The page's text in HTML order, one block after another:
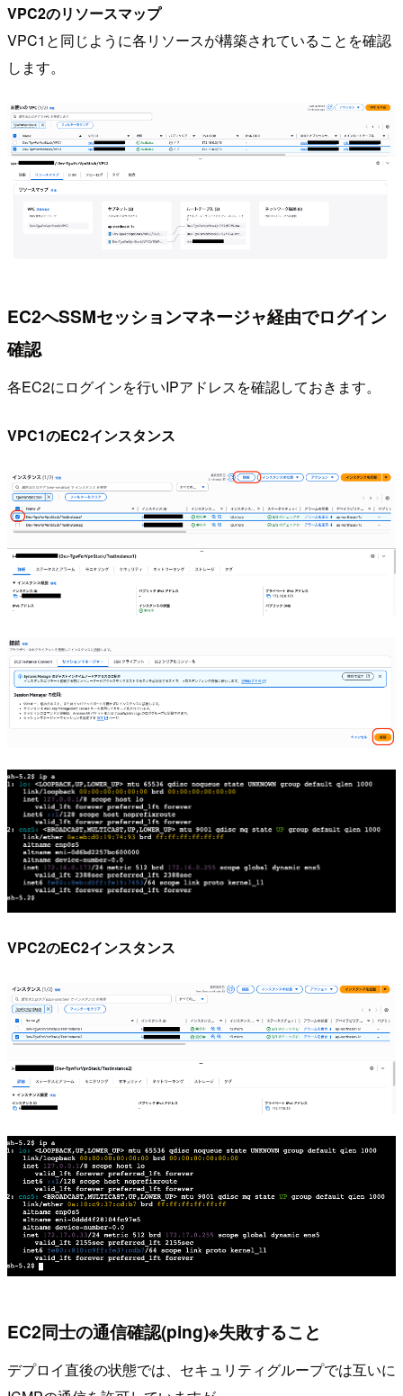
VPC2のリソースマップ
VPC1と同じように各リソースが構築されていることを確認
します。
EC2へSSMセッションマネージャ経由でログイン
確認
各EC2にログインを行いIPアドレスを確認しておきます。
VPC1のEC2インスタンス
VPC2のEC2インスタンス
EC2同士の通信確認(ping)※失敗すること
デプロイ直後の状態では、セキュリティグループでは互いに